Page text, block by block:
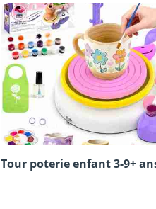
Tour poterie enfant 3-9+